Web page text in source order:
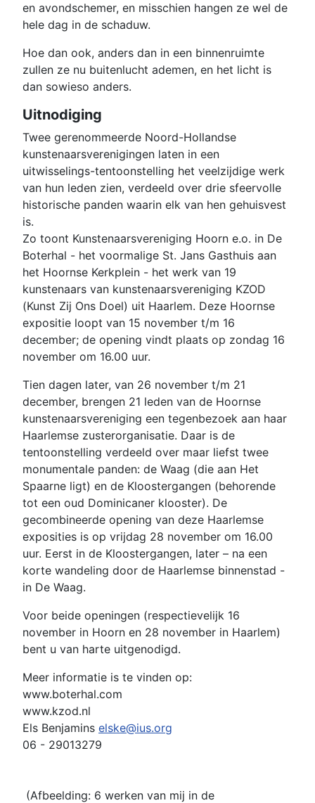
en avondschemer, en misschien hangen ze wel de
hele dag in de schaduw.
Hoe dan ook, anders dan in een binnenruimte
zullen ze nu buitenlucht ademen, en het licht is
dan sowieso anders.
Uitnodiging
Twee gerenommeerde Noord-Hollandse
kunstenaarsverenigingen laten in een
uitwisselings-tentoonstelling het veelzijdige werk
van hun leden zien, verdeeld over drie sfeervolle
historische panden waarin elk van hen gehuisvest
is.
Zo toont Kunstenaarsvereniging Hoorn e.o. in De
Boterhal - het voormalige St. Jans Gasthuis aan
het Hoornse Kerkplein - het werk van 19
kunstenaars van kunstenaarsvereniging KZOD
(Kunst Zij Ons Doel) uit Haarlem. Deze Hoornse
expositie loopt van 15 november t/m 16
december; de opening vindt plaats op zondag 16
november om 16.00 uur.
Tien dagen later, van 26 november t/m 21
december, brengen 21 leden van de Hoornse
kunstenaarsvereniging een tegenbezoek aan haar
Haarlemse zusterorganisatie. Daar is de
tentoonstelling verdeeld over maar liefst twee
monumentale panden: de Waag (die aan Het
Spaarne ligt) en de Kloostergangen (behorende
tot een oud Dominicaner klooster). De
gecombineerde opening van deze Haarlemse
exposities is op vrijdag 28 november om 16.00
uur. Eerst in de Kloostergangen, later – na een
korte wandeling door de Haarlemse binnenstad -
in De Waag.
Voor beide openingen (respectievelijk 16
november in Hoorn en 28 november in Haarlem)
bent u van harte uitgenodigd.
Meer informatie is te vinden op:
www.boterhal.com
www.kzod.nl
Els Benjamins elske@ius.org
06 - 29013279
(Afbeelding: 6 werken van mij in de